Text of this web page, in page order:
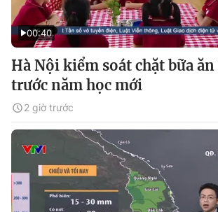
00:40
Hà Nội kiểm soát chặt bữa
trước năm học mới
2 giờ trước